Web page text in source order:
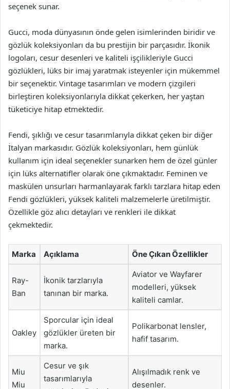
seçenek sunar.
Gucci, moda dünyasının önde gelen isimlerinden biridir ve
gözlük koleksiyonları da bu prestijin bir parçasıdır. İkonik
logoları, cesur desenleri ve kaliteli işçilikleriyle Gucci
gözlükleri, lüks bir imaj yaratmak isteyenler için mükemmel
bir seçenektir. Vintage tasarımları ve modern çizgileri
birleştiren koleksiyonlarıyla dikkat çekerken, her yaştan
tüketiciye hitap etmektedir.
Fendi, şıklığı ve cesur tasarımlarıyla dikkat çeken bir diğer
İtalyan markasıdır. Gözlük koleksiyonları, hem günlük
kullanım için ideal seçenekler sunarken hem de özel günler
için lüks alternatifler olarak öne çıkmaktadır. Feminen ve
maskülen unsurları harmanlayarak farklı tarzlara hitap eden
Fendi gözlükleri, yüksek kaliteli malzemelerle üretilmiştir.
Özellikle göz alıcı detayları ve renkleri ile dikkat
çekmektedir.
Marka Açıklama Öne Çıkan Özellikler
Ray-
Ban
İkonik tarzlarıyla
tanınan bir marka.
Aviator ve Wayfarer
modelleri, yüksek
kaliteli camlar.
Oakley
Sporcular için ideal
gözlükler üreten bir
marka.
Polikarbonat lensler,
hafif tasarım.
Miu
Miu
Cesur ve şık
tasarımlarıyla
Alışılmadık renk ve
desenler.